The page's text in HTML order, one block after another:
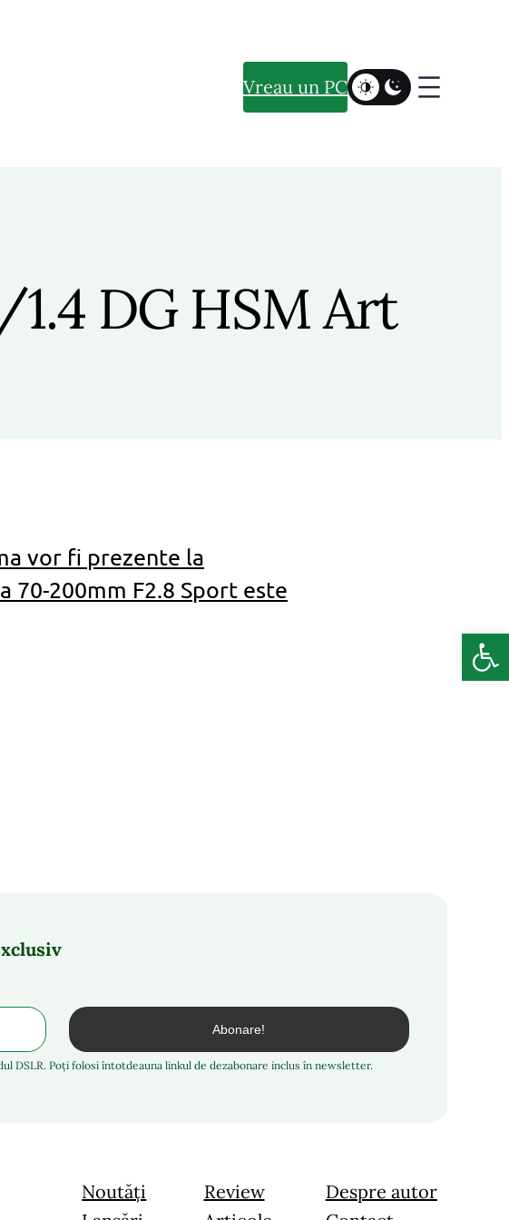
Vreau un PC
DG HSM Art
vor fi prezente la
70-200mm F2.8 Sport este
Poți folosi întotdeauna linkul de dezabonare inclus în newsletter.
Noutăți
Review
Despre autor